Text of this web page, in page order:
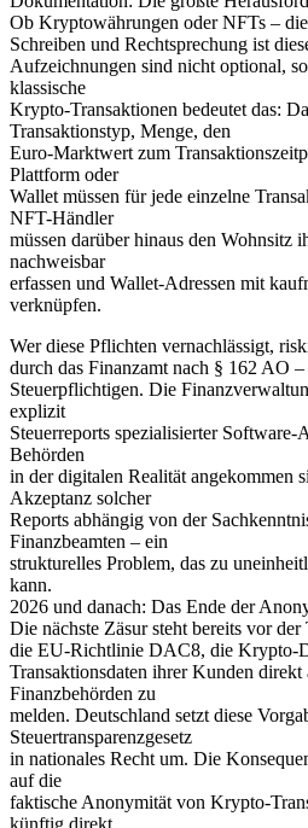
Ob Kryptowährungen oder NFTs –
Schreiben und Rechtsprechung ist
Aufzeichnungen sind nicht optional,
klassische
Krypto-Transaktionen bedeutet das:
Transaktionstyp, Menge, den
Euro-Marktwert zum
Plattform oder
Wallet müssen für jede einzelne
NFT-Händler
müssen darüber hinaus den Wohnsitz
nachweisbar
erfassen und Wallet-Adressen mit
verknüpfen.
Wer diese Pflichten vernachlässigt,
durch das Finanzamt nach § 162 AO
Steuerpflichtigen. Die
explizit
Steuerreports spezialisierter Software-
Behörden
in der digitalen Realität angekommen
Akzeptanz solcher
Reports abhängig von der
Finanzbeamten – ein
strukturelles Problem, das zu
kann.
2026 und danach: Das Ende der
Die nächste Zäsur steht bereits vor
die EU-Richtlinie DAC8, die Krypto-
Transaktionsdaten ihrer Kunden direkt
Finanzbehörden zu
melden. Deutschland setzt diese
Steuertransparenzgesetz
in nationales Recht um. Die
auf die
faktische Anonymität von Krypto-
künftig direkt